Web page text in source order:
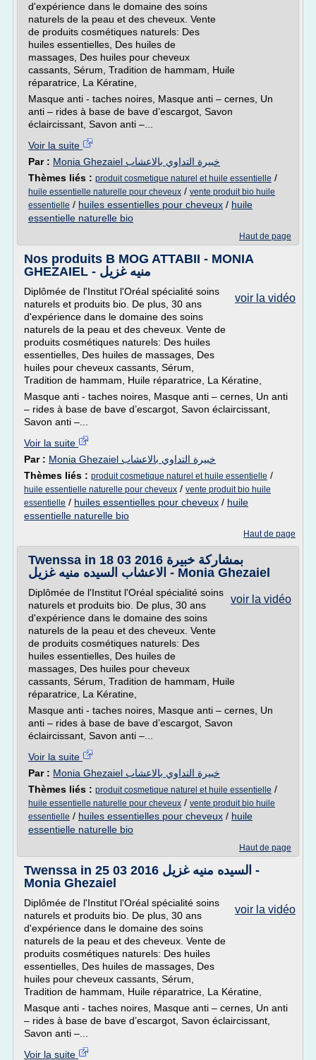
d'expérience dans le domaine des soins
naturels de la peau et des cheveux. Vente
de produits cosmétiques naturels: Des
huiles essentielles, Des huiles de
massages, Des huiles pour cheveux
cassants, Sérum, Tradition de hammam, Huile
réparatrice, La Kératine,
Masque anti - taches noires, Masque anti – cernes, Un
anti – rides à base de bave d’escargot, Savon
éclaircissant, Savon anti –...
Voir la suite
Par :
Monia Ghezaiel خبيرة التداوي بالاعشاب
Thèmes liés : produit cosmetique naturel et huile essentielle /
huile essentielle naturelle pour cheveux / vente produit bio huile
essentielle / huiles essentielles pour cheveux / huile
essentielle naturelle bio
Haut de page
Nos produits B MOG ATTABII - MONIA
GHEZAIEL - منيه غزيل
voir la vidéo
Diplômée de l'Institut l'Oréal spécialité soins
naturels et produits bio. De plus, 30 ans
d'expérience dans le domaine des soins
naturels de la peau et des cheveux. Vente de
produits cosmétiques naturels: Des huiles
essentielles, Des huiles de massages, Des
huiles pour cheveux cassants, Sérum,
Tradition de hammam, Huile réparatrice, La Kératine,
Masque anti - taches noires, Masque anti – cernes, Un anti
– rides à base de bave d’escargot, Savon éclaircissant,
Savon anti –...
Voir la suite
Par :
Monia Ghezaiel خبيرة التداوي بالاعشاب
Thèmes liés : produit cosmetique naturel et huile essentielle /
huile essentielle naturelle pour cheveux / vente produit bio huile
essentielle / huiles essentielles pour cheveux / huile
essentielle naturelle bio
Haut de page
Twenssa in 18 03 2016 بمشاركة خبيرة
الاعشاب السيده منيه غزيل - Monia Ghezaiel
voir la vidéo
Diplômée de l'Institut l'Oréal spécialité soins
naturels et produits bio. De plus, 30 ans
d'expérience dans le domaine des soins
naturels de la peau et des cheveux. Vente
de produits cosmétiques naturels: Des
huiles essentielles, Des huiles de
massages, Des huiles pour cheveux
cassants, Sérum, Tradition de hammam, Huile
réparatrice, La Kératine,
Masque anti - taches noires, Masque anti – cernes, Un
anti – rides à base de bave d’escargot, Savon
éclaircissant, Savon anti –...
Voir la suite
Par :
Monia Ghezaiel خبيرة التداوي بالاعشاب
Thèmes liés : produit cosmetique naturel et huile essentielle /
huile essentielle naturelle pour cheveux / vente produit bio huile
essentielle / huiles essentielles pour cheveux / huile
essentielle naturelle bio
Haut de page
Twenssa in 25 03 2016 السيده منيه غزيل -
Monia Ghezaiel
voir la vidéo
Diplômée de l'Institut l'Oréal spécialité soins
naturels et produits bio. De plus, 30 ans
d'expérience dans le domaine des soins
naturels de la peau et des cheveux. Vente de
produits cosmétiques naturels: Des huiles
essentielles, Des huiles de massages, Des
huiles pour cheveux cassants, Sérum,
Tradition de hammam, Huile réparatrice, La Kératine,
Masque anti - taches noires, Masque anti – cernes, Un anti
– rides à base de bave d’escargot, Savon éclaircissant,
Savon anti –...
Voir la suite